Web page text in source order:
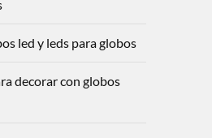
led y leds para globos
decorar con globos